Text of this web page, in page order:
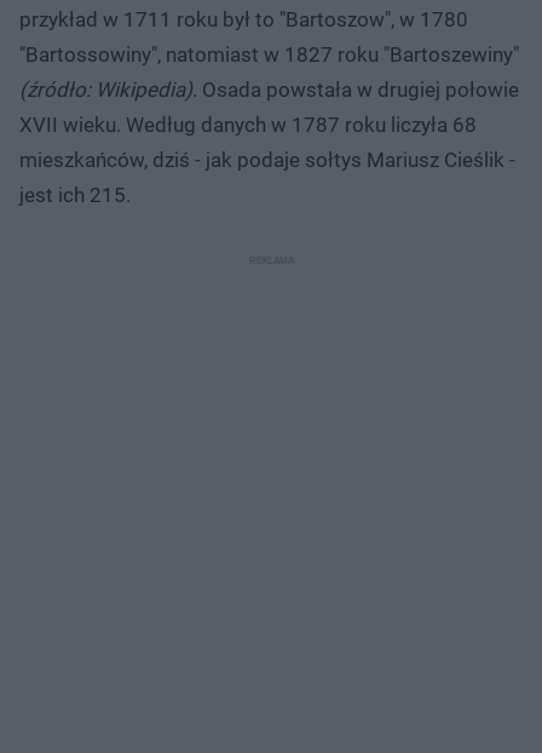
przykład w 1711 roku był to "Bartoszow", w 1780
"Bartossowiny", natomiast w 1827 roku "Bartoszewiny"
(źródło: Wikipedia). Osada powstała w drugiej połowie
XVII wieku. Według danych w 1787 roku liczyła 68
mieszkańców, dziś - jak podaje sołtys Mariusz Cieślik -
jest ich 215.